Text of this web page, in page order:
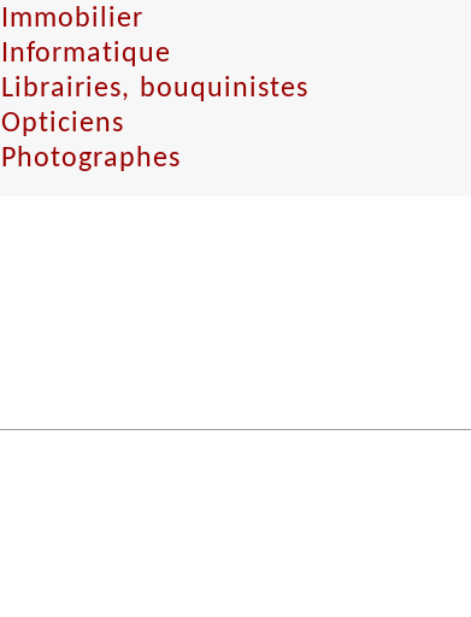
Immobilier
Informatique
Librairies, bouquinistes
Opticiens
Photographes